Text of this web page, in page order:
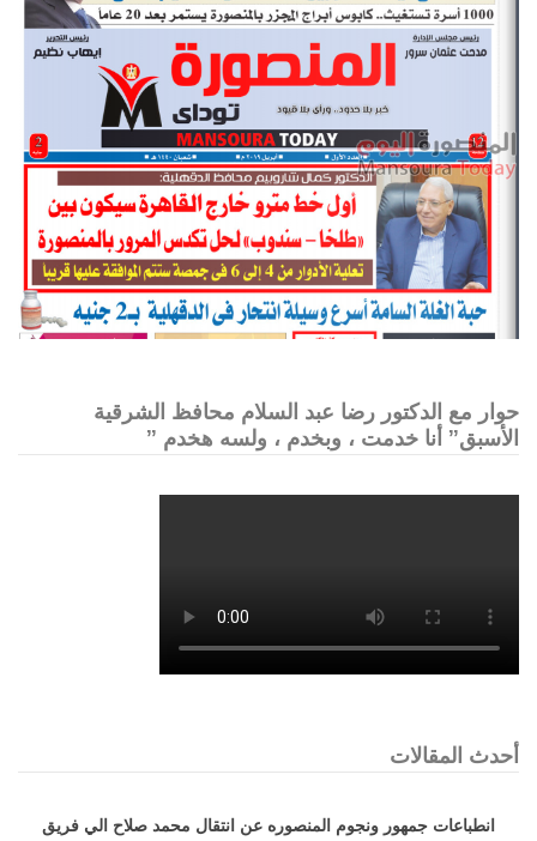
حوار مع الدكتور رضا عبد السلام محافظ الشرقية
الأسبق” أنا خدمت ، وبخدم ، ولسه هخدم ”
أحدث المقالات
انطباعات جمهور ونجوم المنصوره عن انتقال محمد صلاح الي فريق